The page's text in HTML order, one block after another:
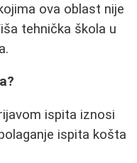
ova oblast nije
tehnička škola u
ispita iznosi
ispita košta